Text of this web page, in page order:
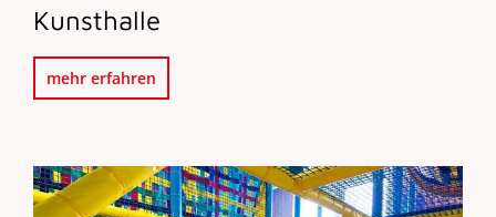
Kunsthalle
mehr erfahren